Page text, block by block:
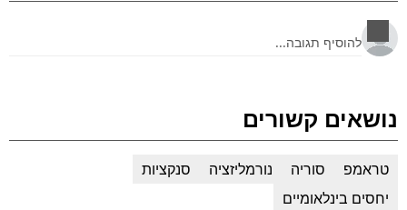
נושאים קשורים
טראמפ סוריה נורמליזציה
סנקציות
יחסים בינלאומיים